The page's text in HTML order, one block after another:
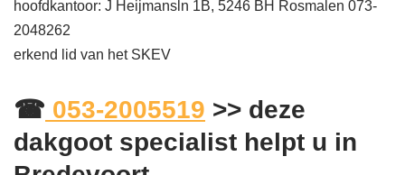
hoofdkantoor: J Heijmansln 1B, 5246 BH Rosmalen 073-
2048262
erkend lid van het SKEV
☎ 053-2005519 >> deze
dakgoot specialist helpt u in